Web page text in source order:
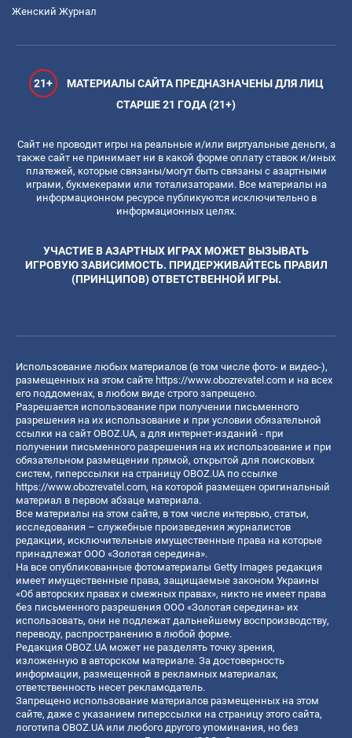
Женский Журнал
21+
МАТЕРИАЛЫ САЙТА ПРЕДНАЗНАЧЕНЫ ДЛЯ ЛИЦ
СТАРШЕ 21 ГОДА (21+)
Сайт не проводит игры на реальные и/или виртуальные деньги, а
также сайт не принимает ни в какой форме оплату ставок и/иных
платежей, которые связаны/могут быть связаны с азартными
играми, букмекерами или тотализаторами. Все материалы на
информационном ресурсе публикуются исключительно в
информационных целях.
УЧАСТИЕ В АЗАРТНЫХ ИГРАХ МОЖЕТ ВЫЗЫВАТЬ
ИГРОВУЮ ЗАВИСИМОСТЬ. ПРИДЕРЖИВАЙТЕСЬ ПРАВИЛ
(ПРИНЦИПОВ) ОТВЕТСТВЕННОЙ ИГРЫ.
Использование любых материалов (в том числе фото- и видео-),
размещенных на этом сайте https://www.obozrevatel.com и на всех
его поддоменах, в любом виде строго запрещено.
Разрешается использование при получении письменного
разрешения на их использование и при условии обязательной
ссылки на сайт OBOZ.UA, а для интернет-изданий - при
получении письменного разрешения на их использование и при
обязательном размещении прямой, открытой для поисковых
систем, гиперссылки на страницу OBOZ.UA по ссылке
https://www.obozrevatel.com, на которой размещен оригинальный
материал в первом абзаце материала.
Все материалы на этом сайте, в том числе интервью, статьи,
исследования – служебные произведения журналистов
редакции, исключительные имущественные права на которые
принадлежат ООО «Золотая середина».
На все опубликованные фотоматериалы Getty Images редакция
имеет имущественные права, защищаемые законом Украины
«Об авторских правах и смежных правах», никто не имеет права
без письменного разрешения ООО «Золотая середина» их
использовать, они не подлежат дальнейшему воспроизводству,
переводу, распространению в любой форме.
Редакция OBOZ.UA может не разделять точку зрения,
изложенную в авторском материале. За достоверность
информации, размещенной в рекламных материалах,
ответственность несет рекламодатель.
Запрещено использование материалов размещенных на этом
сайте, даже с указанием гиперссылки на страницу этого сайта,
логотипа OBOZ.UA или любого другого упоминания, но без